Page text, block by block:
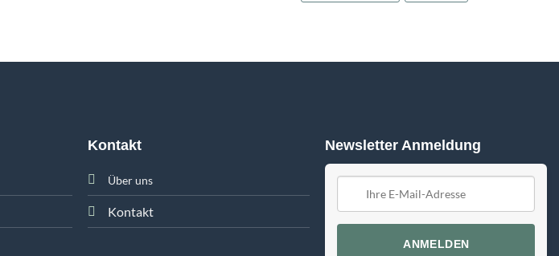
Kontakt
Über uns
Kontakt
Newsletter Anmeldung
ANMELDEN